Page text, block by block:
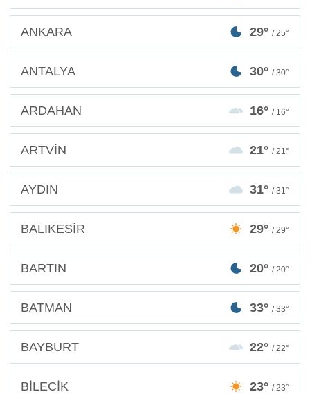
ANKARA 29° / 25°
ANTALYA 30° / 30°
ARDAHAN 16° / 16°
ARTVİN 21° / 21°
AYDIN 31° / 31°
BALIKESİR 29° / 29°
BARTIN 20° / 20°
BATMAN 33° / 33°
BAYBURT 22° / 22°
BİLECİK 23° / 23°